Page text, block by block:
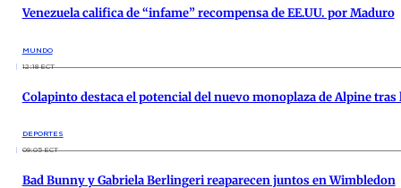
Venezuela califica de “infame” recompensa de EE.UU. por Maduro
MUNDO
12:18 ECT
Colapinto destaca el potencial del nuevo monoplaza de Alpine tras
DEPORTES
09:05 ECT
Bad Bunny y Gabriela Berlingeri reaparecen juntos en Wimbledon